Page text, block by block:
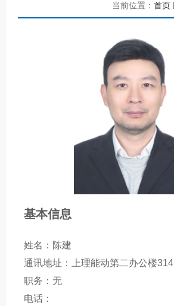
当前位置： 首页
基本信息
姓名：陈建
通讯地址：上理能动第二办公楼314
职务：无
电话：